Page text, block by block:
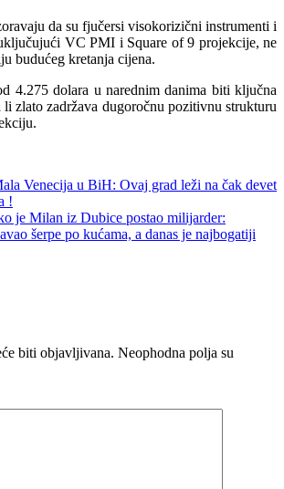
da su fjučersi visokorizični instrumenti i
VC PMI i Square of 9 projekcije, ne
budućeg kretanja cijena.
4.275 dolara u narednim danima biti ključna
li zlato zadržava dugoročnu pozitivnu strukturu
Venecija u BiH: Ovaj grad leži na čak devet
!
je Milan iz Dubice postao milijarder:
šerpe po kućama, a danas je najbogatiji
biti objavljivana. Neophodna polja su